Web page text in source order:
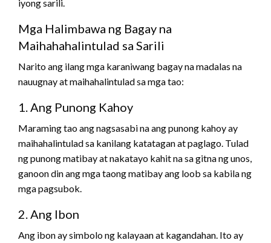
iyong sarili.
Mga Halimbawa ng Bagay na
Maihahahalintulad sa Sarili
Narito ang ilang mga karaniwang bagay na madalas na
nauugnay at maihahalintulad sa mga tao:
1. Ang Punong Kahoy
Maraming tao ang nagsasabi na ang punong kahoy ay
maihahalintulad sa kanilang katatagan at paglago. Tulad
ng punong matibay at nakatayo kahit na sa gitna ng unos,
ganoon din ang mga taong matibay ang loob sa kabila ng
mga pagsubok.
2. Ang Ibon
Ang ibon ay simbolo ng kalayaan at kagandahan. Ito ay